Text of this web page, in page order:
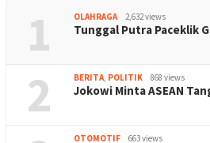
1 OLAHRAGA 2,632 views
Tunggal Putra Paceklik
2 BERITA POLITIK 868 views
Jokowi Minta ASEAN
OTOMOTIF 663 views